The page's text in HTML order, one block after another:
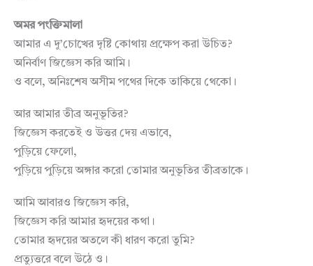
অমর পংক্তিমালা
আমার এ দু’চোখের দৃষ্টি কোথায় প্রক্ষেপ করা উচিত?
অনির্বাণ জিজ্ঞেস করি আমি।
ও বলে, অনিঃশেষ অসীম পথের দিকে তাকিয়ে থেকো।
আর আমার তীব্র অনুভূতির?
জিজ্ঞেস করতেই ও উত্তর দেয় এভাবে,
পুড়িয়ে ফেলো,
পুড়িয়ে পুড়িয়ে অঙ্গার করো তোমার অনুভূতির তীব্রতাকে।
আমি আবারও জিজ্ঞেস করি,
জিজ্ঞেস করি আমার হৃদয়ের কথা।
তোমার হৃদয়ের অতলে কী ধারণ করো তুমি?
প্রত্যুত্তরে বলে উঠে ও।